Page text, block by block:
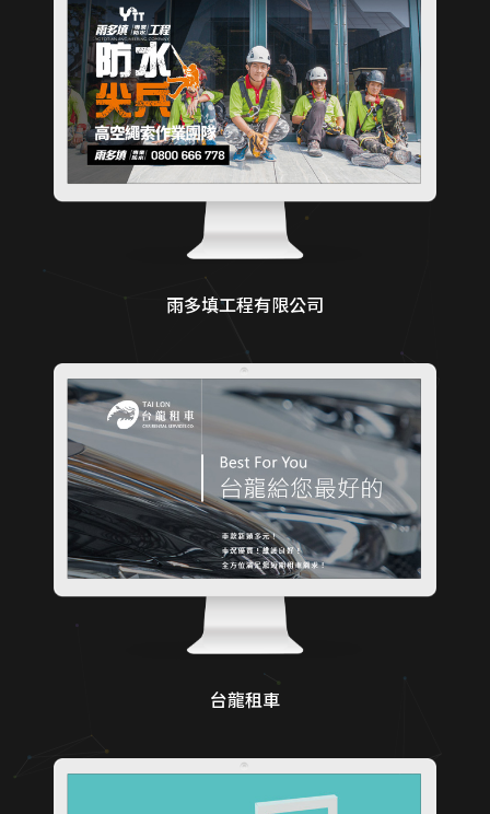
雨多填工程有限公司
台龍租車